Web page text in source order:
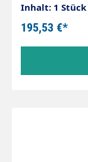
Inhalt: 1 Stück
195,53 €*